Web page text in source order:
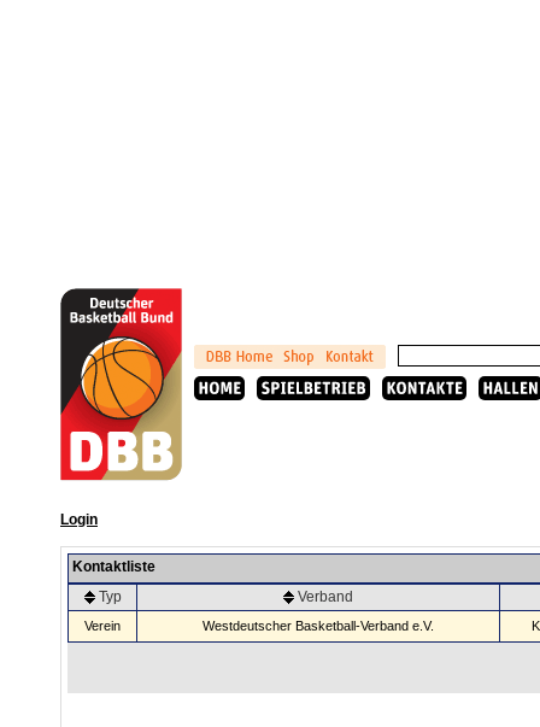
Login
Kontaktliste
Typ
Verband
Verein Westdeutscher Basketball-Verband e.V.